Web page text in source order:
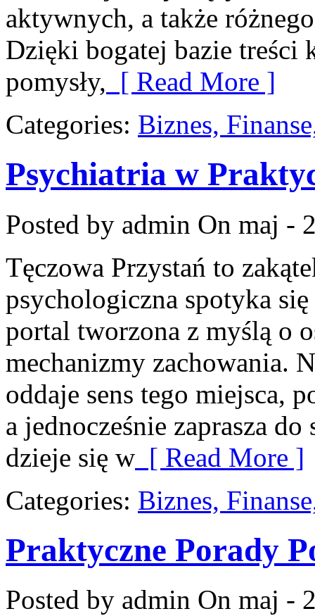
aktywnych, a także
Dzięki bogatej bazie treści
pomysły, [ Read More ]
Categories: Biznes,
Psychiatria w
Posted by admin On maj -
Tęczowa Przystań to
psychologiczna spotyka
portal tworzona z myślą o
mechanizmy zachowania.
oddaje sens tego miejsca,
a jednocześnie zaprasza
dzieje się w [ Read More ]
Categories: Biznes,
Praktyczne Porady
Posted by admin On maj -